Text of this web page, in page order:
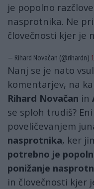
je popolno
nasprotnika. Ne
človečnosti kjer je
— Rihard Novačan (@rihardn)
Nanj se je nato
komentarjev, na
Rihard Novačan in
se sploh trudiš?
poveličevanjem
nasprotnika, ker
potrebno je
ponižanje
in človečnosti kjer